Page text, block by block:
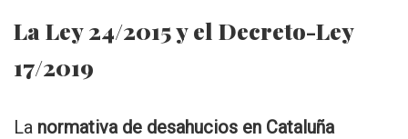
La Ley 24/2015 y el Decreto-Ley
17/2019
La normativa de desahucios en Cataluña